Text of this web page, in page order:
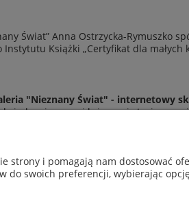
Świat” Anna Ostrzycka-Rymuszko
Instytutu Książki „Certyfikat dla małych
"Nieznany Świat" - internetowy
naszej księgarni
i pomagają nam dostosować
do swoich preferencji, wybierając